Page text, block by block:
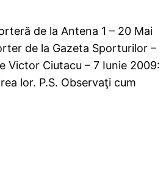
de la Antena 1 – 20 Mai
de la Gazeta Sporturilor –
Victor Ciutacu – 7 Iunie 2009:
lor. P.S. Observaţi cum